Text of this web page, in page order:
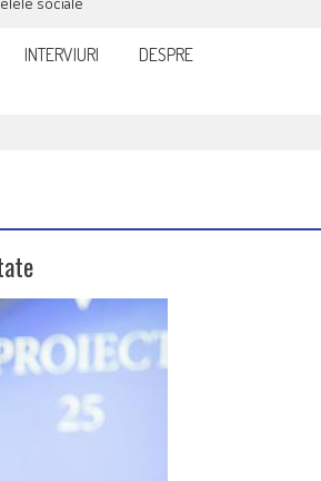
INTERVIURI DESPRE